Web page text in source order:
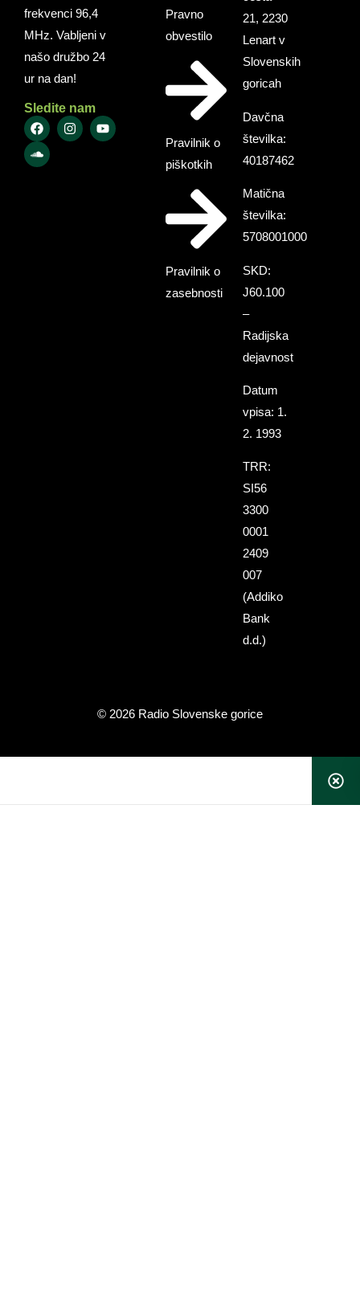
frekvenci 96,4
MHz. Vabljeni v
našo družbo 24
ur na dan!
Sledite nam
Pravno
obvestilo
Pravilnik o
piškotkih
Pravilnik o
zasebnosti
21, 2230
Lenart v
Slovenskih
goricah
Davčna
številka:
40187462
Matična
številka:
5708001000
SKD:
J60.100
–
Radijska
dejavnost
Datum
vpisa: 1.
2. 1993
TRR:
SI56
3300
0001
2409
007
(Addiko
Bank
d.d.)
© 2026 Radio Slovenske gorice